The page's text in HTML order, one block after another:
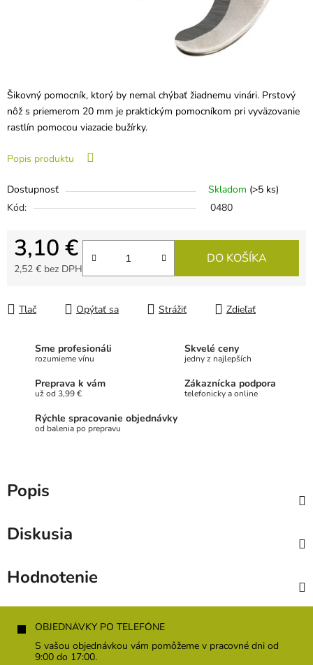
Šikovný pomocník, ktorý by nemal chýbať žiadnemu vinári. Prstový
nôž s priemerom 20 mm je praktickým pomocníkom pri vyväzovanie
rastlín pomocou viazacie bužírky.
Popis produktu
Dostupnosť Skladom (>5 ks)
Kód:
0480
3,10 €
2,52 € bez DPH
DO KOŠÍKA
Tlač Opýtať sa Strážiť Zdieľať
Sme profesionáli
rozumieme vínu
Skvelé ceny
jedny z najlepších
Preprava k vám
už od 3,99 €
Zákaznícka podpora
telefonicky a online
Rýchle spracovanie objednávky
od balenia po prepravu
Popis
Diskusia
Hodnotenie
OBJEDNÁVKY PO TELEFÓNE
S vašou objednávkou vám pomôžeme v pracovné dni od
9:00 do 17:00.